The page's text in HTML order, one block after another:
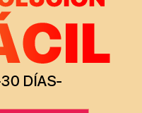
DE SHEIN